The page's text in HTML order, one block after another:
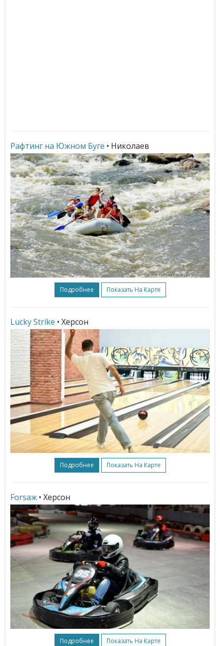
Рафтинг на Южном Буге • Николаев
Подробнее Показать На Карте
Lucky Strike • Херсон
Подробнее Показать На Карте
Forsaж • Херсон
Подробнее Показать На Карте